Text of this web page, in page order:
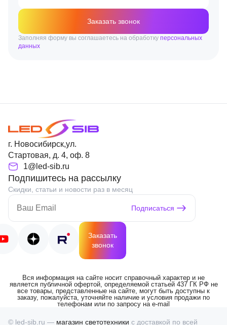
Заказать звонок
Заполняя форму вы соглашаетесь на обработку персональных
данных
г. Новосибирск,ул.
Стартовая, д. 4, оф. 8
1@led-sib.ru
Подпишитесь на рассылку
Скидки, статьи и новости раз в месяц
Подписаться
Заказать
звонок
Вся информация на сайте носит справочный характер и не
является публичной офертой, определяемой статьей 437 ГК РФ не
все товары, представленные на сайте, могут быть доступны к
заказу, пожалуйста, уточняйте наличие и условия продажи по
телефонам или по запросу на e-mail
© led-sib.ru — магазин светотехники с доставкой по всей